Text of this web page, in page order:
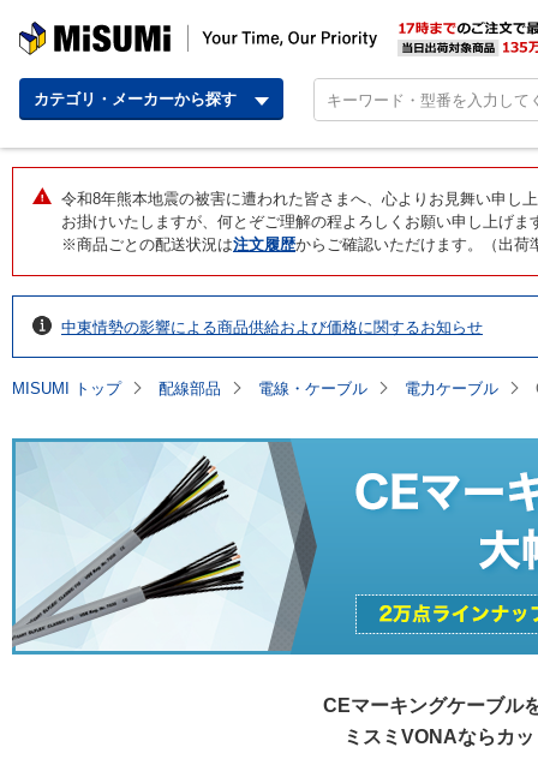
MISUMI | Your
カテゴリ・メーカーから探す
令和8年熊本地震の被害に遭われた皆さまへ、心よりお見舞い申
お掛けいたしますが、何とぞご理解の程よろしくお願い申し上げ
※商品ごとの配送状況は注文履歴からご確認いただけます。（出荷
中東情勢の影響による商品供給および価格に関するお知らせ
MISUMI トップ 配線部品 電線・ケーブル 電力ケーブル
CEマーキングケーブル
ミスミVONAならカ